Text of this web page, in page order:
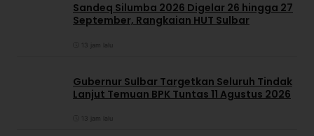
Sandeq Silumba 2026 Digelar 26 hingga 27
September, Rangkaian HUT Sulbar
13 jam lalu
Gubernur Sulbar Targetkan Seluruh Tindak
Lanjut Temuan BPK Tuntas 11 Agustus 2026
13 jam lalu